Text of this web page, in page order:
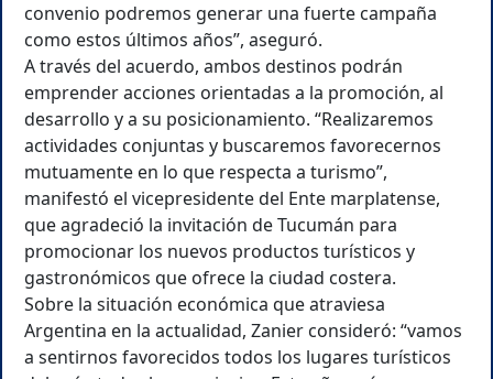
convenio podremos generar una fuerte campaña
como estos últimos años”, aseguró.
A través del acuerdo, ambos destinos podrán
emprender acciones orientadas a la promoción, al
desarrollo y a su posicionamiento. “Realizaremos
actividades conjuntas y buscaremos favorecernos
mutuamente en lo que respecta a turismo”,
manifestó el vicepresidente del Ente marplatense,
que agradeció la invitación de Tucumán para
promocionar los nuevos productos turísticos y
gastronómicos que ofrece la ciudad costera.
Sobre la situación económica que atraviesa
Argentina en la actualidad, Zanier consideró: “vamos
a sentirnos favorecidos todos los lugares turísticos